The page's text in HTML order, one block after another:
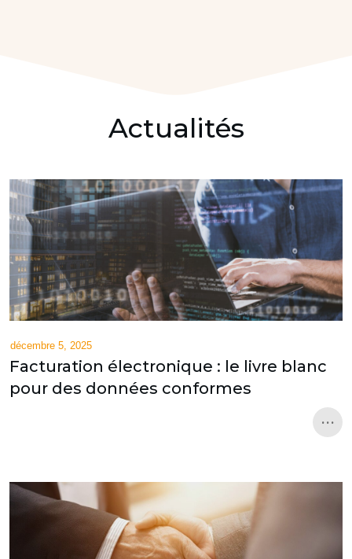
Actualités
décembre 5, 2025
Facturation électronique : le livre blanc
pour des données conformes
...